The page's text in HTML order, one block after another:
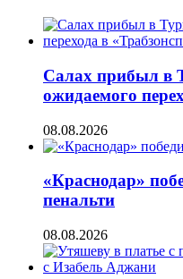
Салах прибыл в
ожидаемого
08.08.2026
«Краснодар»
пенальти
08.08.2026